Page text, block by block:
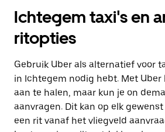
Ichtegem taxi's en
ritopties
Gebruik Uber als alternatief voor
in Ichtegem nodig hebt. Met Uber
aan te halen, maar kun je on
aanvragen. Dit kan op elk
een rit vanaf het vliegveld